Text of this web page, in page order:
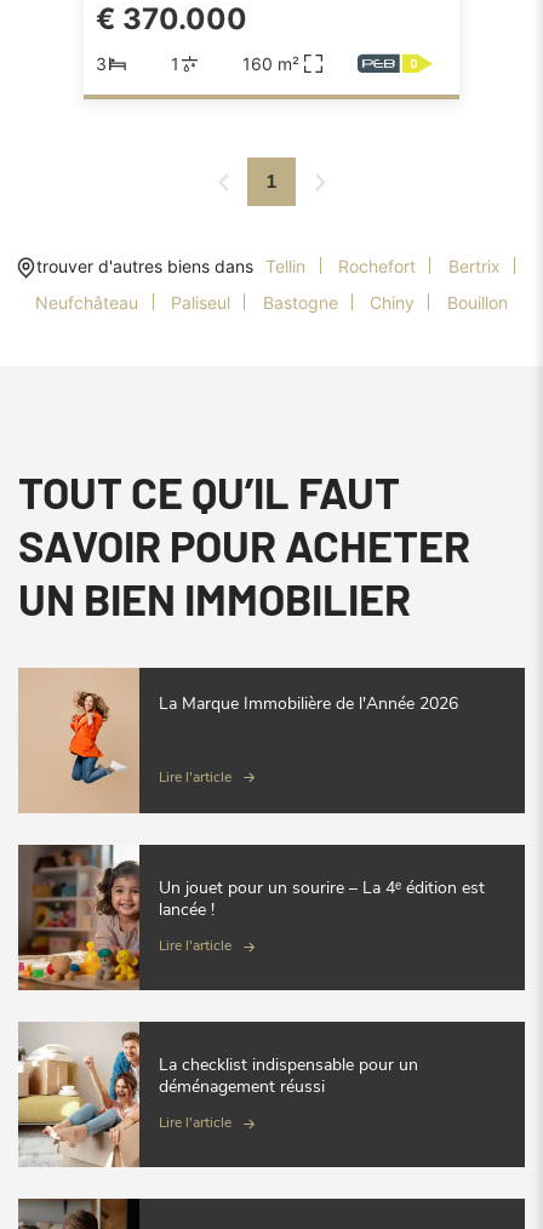
€ 370.000
3 1 160 m²
1
trouver d'autres biens dans Tellin Rochefort
Bertrix
Neufchâteau
Paliseul Bastogne Chiny Bouillon
TOUT CE QU’IL FAUT
SAVOIR POUR ACHETER
UN BIEN IMMOBILIER
La Marque Immobilière de l'Année 2026
Lire l'article
Un jouet pour un sourire – La 4ᵉ édition est
lancée !
Lire l'article
La checklist indispensable pour un
déménagement réussi
Lire l'article